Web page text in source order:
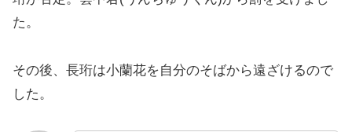
た。
その後、長珩は小蘭花を自分のそばから遠ざけるので
した。